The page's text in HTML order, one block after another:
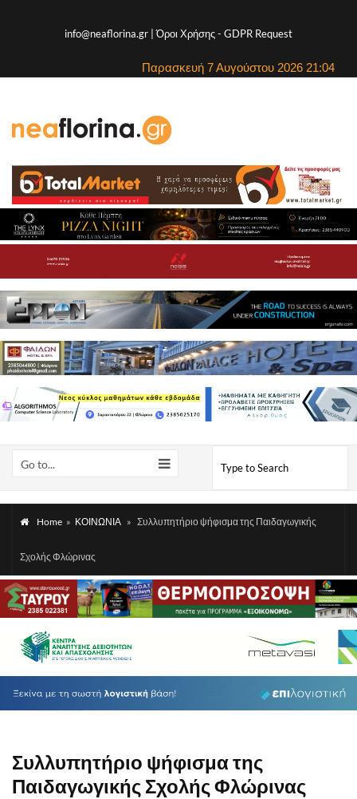
info@neaflorina.gr |Όροι Χρήσης- GDPR Request
Παρασκευή 7 Αυγούστου 2026 21:04
Go to...
Home » ΚΟΙΝΩΝΙΑ » Συλλυπητήριο ψήφισμα της Παιδαγωγικής
Σχολής Φλώρινας
Συλλυπητήριο ψήφισμα της
Παιδαγωγικής Σχολής Φλώρινας